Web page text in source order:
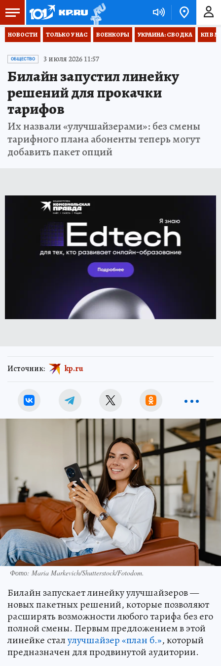
НОВОСТИ ТОЛЬКО У НАС ВОЕНКОРЫ УКРАИНА: СВОДКА КП В
ОБЩЕСТВО 3 июля 2026 11:57
Билайн запустил линейку
решений для прокачки
тарифов
Их назвали «улучшайзерами»: без смены
тарифного плана абоненты теперь могут
добавить пакет опций
Источник: kp.ru
Фото: Maria Markevich/Shutterstock/Fotodom.
Билайн запускает линейку улучшайзеров —
новых пакетных решений, которые позволяют
расширять возможности любого тарифа без его
полной смены. Первым предложением в этой
линейке сталулучшайзер «план б.», который
предназначен для продвинутой аудитории.